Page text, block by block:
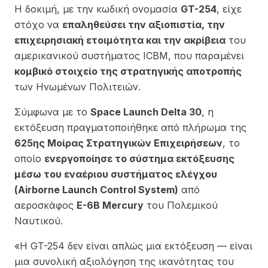
Η δοκιμή, με την κωδική ονομασία GT-254, είχε
στόχο να επαληθεύσει την αξιοπιστία, την
επιχειρησιακή ετοιμότητα και την ακρίβεια του
αμερικανικού συστήματος ICBM, που παραμένει
κομβικό στοιχείο της στρατηγικής αποτροπής
των Ηνωμένων Πολιτειών.
Σύμφωνα με το Space Launch Delta 30, η
εκτόξευση πραγματοποιήθηκε από πλήρωμα της
625ης Μοίρας Στρατηγικών Επιχειρήσεων, το
οποίο ενεργοποίησε το σύστημα εκτόξευσης
μέσω του εναέριου συστήματος ελέγχου
(Airborne Launch Control System) από
αεροσκάφος E-6B Mercury του Πολεμικού
Ναυτικού.
«Η GT-254 δεν είναι απλώς μια εκτόξευση — είναι
μια συνολική αξιολόγηση της ικανότητας του